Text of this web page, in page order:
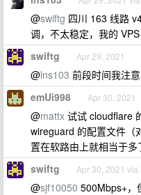
@swiftg 四川 163 线路
调，不太稳定，我的
swiftg Apr 29, 2021
@lns103 前段时间我注
emUi998 Apr 30, 2021
@mattx 试试 cloudflare
wireguard 的配置文件（
置在软路由上就相当于多
swiftg Apr 30, 2021 via
@sjf10050 500Mbps+，